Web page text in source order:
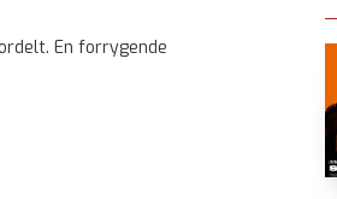
En forrygende